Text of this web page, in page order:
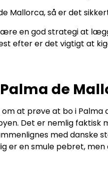
Mallorca, så er det
en god strategi at
efter er det vigtigt at
de
at prøve at bo i
Det er nemlig
med danske
er en smule pebret,